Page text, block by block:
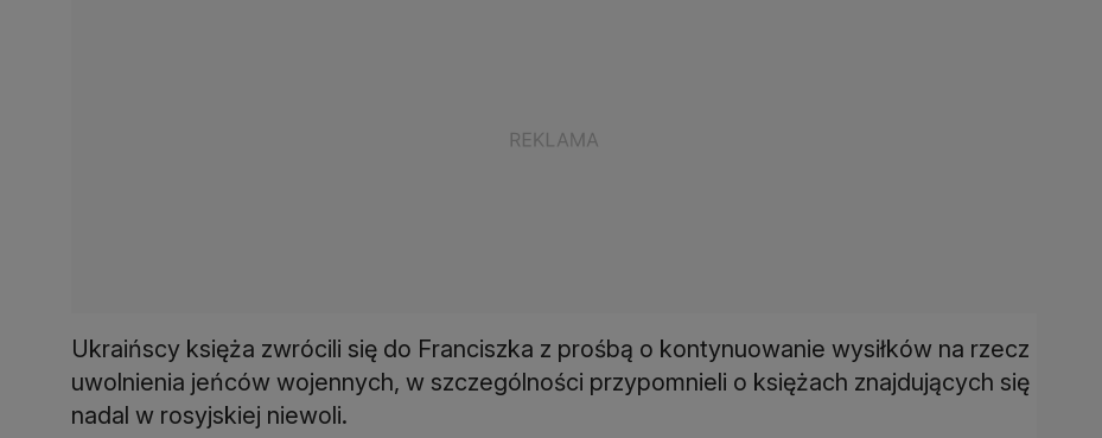
Ukraińscy księża zwrócili się do Franciszka z prośbą o kontynuowanie wysiłków na rzecz
uwolnienia jeńców wojennych, w szczególności przypomnieli o księżach znajdujących się
nadal w rosyjskiej niewoli.